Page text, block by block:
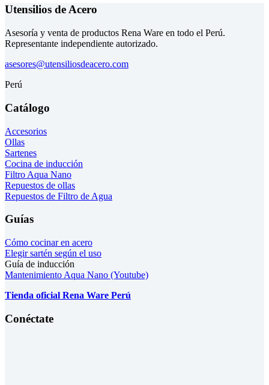
Utensilios de Acero
Asesoría y venta de productos Rena Ware en todo el Perú.
Representante independiente autorizado.
asesores@utensiliosdeacero.com
Perú
Catálogo
Accesorios
Ollas
Sartenes
Cocina de inducción
Filtro Aqua Nano
Repuestos de ollas
Repuestos de Filtro de Agua
Guías
Cómo cocinar en acero
Elegir sartén según el uso
Guía de inducción
Mantenimiento Aqua Nano (Youtube)
Tienda oficial Rena Ware Perú
Conéctate